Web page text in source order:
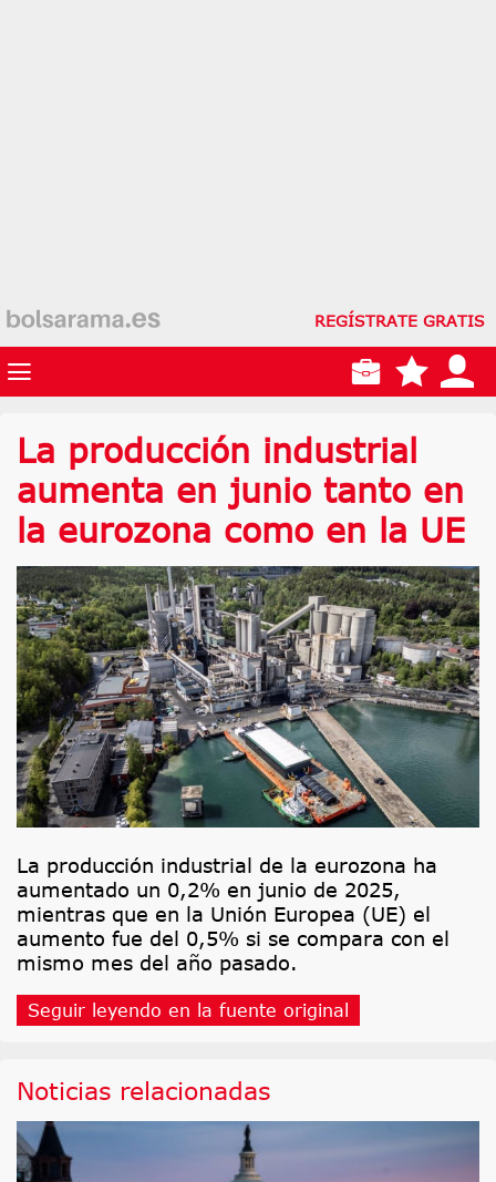
REGÍSTRATE GRATIS
La producción industrial
aumenta en junio tanto en
la eurozona como en la UE
La producción industrial de la eurozona ha
aumentado un 0,2% en junio de 2025,
mientras que en la Unión Europea (UE) el
aumento fue del 0,5% si se compara con el
mismo mes del año pasado.
Seguir leyendo en la fuente original
Noticias relacionadas